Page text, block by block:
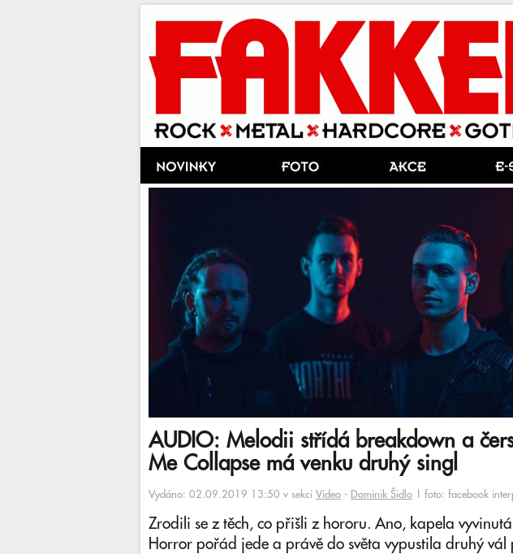
AUDIO: Melodii střídá breakdown a
Me Collapse má venku druhý singl
Vydáno: 02.09.2019 13:50 v sekci Video - Dominik Šidlo | foto: facebook
Zrodili se z těch, co přišli z hororu. Ano, kapela
Horror pořád jede a právě do světa vypustila druhý vál